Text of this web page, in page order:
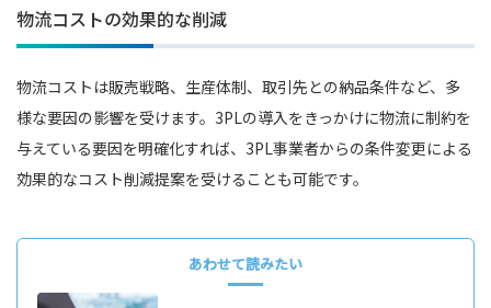
物流コストの効果的な削減
物流コストは販売戦略、生産体制、取引先との納品条件など、多
様な要因の影響を受けます。3PLの導入をきっかけに物流に制約を
与えている要因を明確化すれば、3PL事業者からの条件変更による
効果的なコスト削減提案を受けることも可能です。
あわせて読みたい